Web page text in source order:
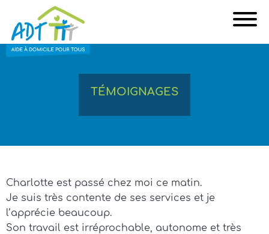
TÉMOIGNAGES
Charlotte est passé chez moi ce matin.
Je suis très contente de ses services et je
l’apprécie beaucoup.
Son travail est irréprochable, autonome et très